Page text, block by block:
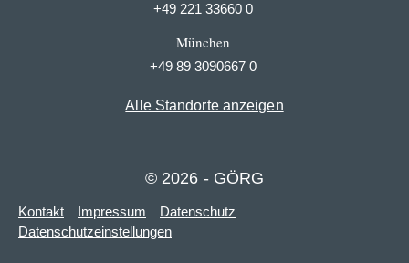
+49 221 33660 0
München
+49 89 3090667 0
Alle Standorte anzeigen
© 2026 - GÖRG
Kontakt Impressum
Datenschutz
Datenschutzeinstellungen